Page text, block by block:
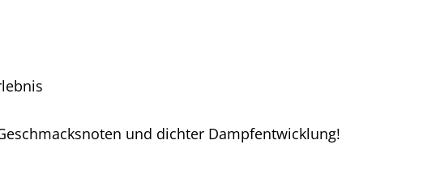
und dichter Dampfentwicklung!